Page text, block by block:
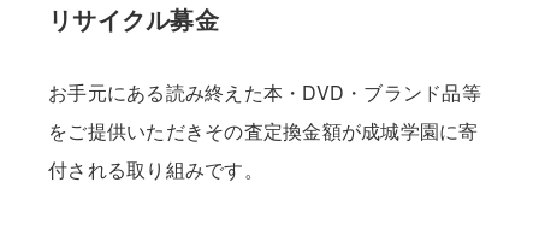
リサイクル募金
お手元にある読み終えた本・DVD・ブランド品等
をご提供いただきその査定換金額が成城学園に寄
付される取り組みです。